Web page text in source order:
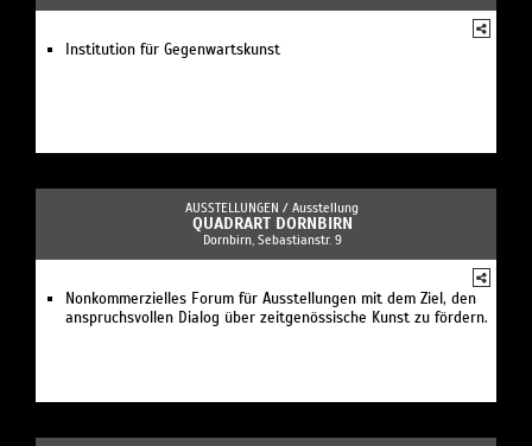
Institution für Gegenwartskunst
AUSSTELLUNGEN / Ausstellung
QUADRART DORNBIRN
Dornbirn, Sebastianstr. 9
Nonkommerzielles Forum für Ausstellungen mit dem Ziel, den
anspruchsvollen Dialog über zeitgenössische Kunst zu fördern.